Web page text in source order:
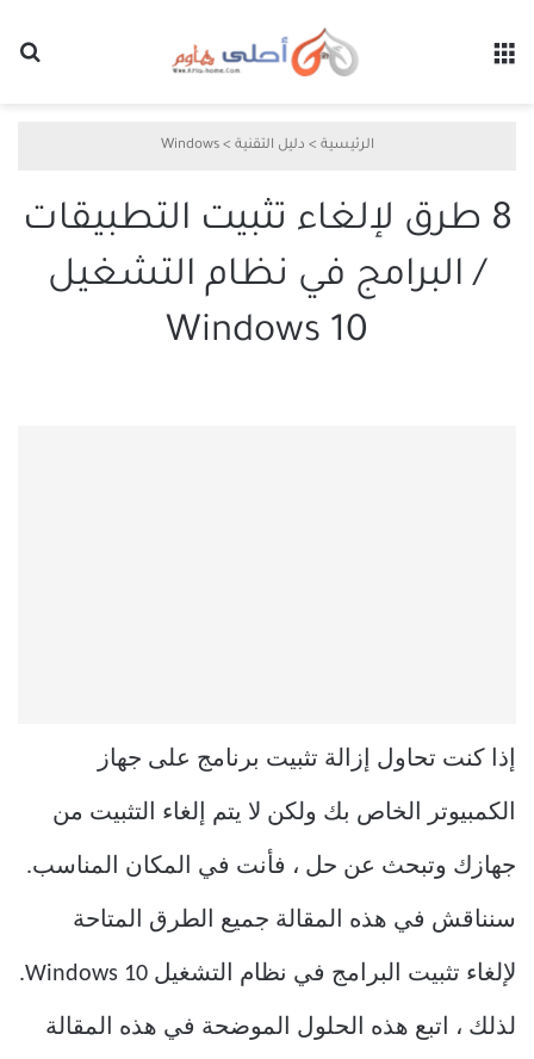
الرئيسية > دليل التقنية >
Windows
8 طرق لإلغاء تثبيت التطبيقات
/ البرامج في نظام التشغيل
Windows 10
إذا كنت تحاول إزالة تثبيت برنامج على جهاز
الكمبيوتر الخاص بك ولكن لا يتم إلغاء التثبيت من
جهازك وتبحث عن حل ، فأنت في المكان المناسب.
سنناقش في هذه المقالة جميع الطرق المتاحة
لإلغاء تثبيت البرامج في نظام التشغيل Windows 10.
لذلك ، اتبع هذه الحلول الموضحة في هذه المقالة